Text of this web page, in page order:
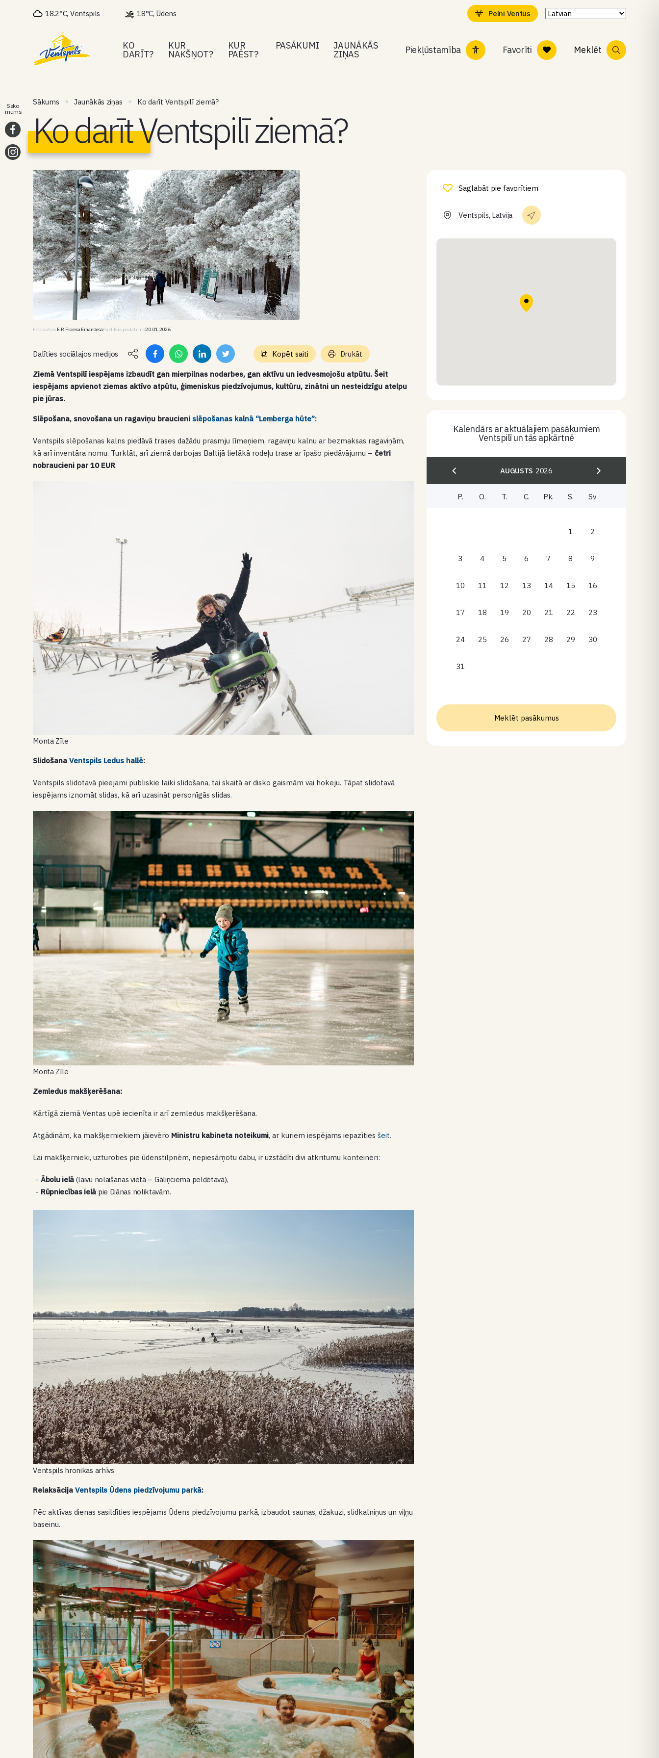
18.2°C, Ventspils 18°C, Ūdens Pelni Ventus
KO
DARĪT?
KUR
NAKŠŅOT?
KUR
PAĒST?
PASĀKUMI JAUNĀKĀS
ZIŅAS Piekļūstamība Favorīti Meklēt
Sākums Jaunākās ziņas Ko darīt Ventspilī ziemā?
Ko darīt Ventspilī ziemā?
Foto autors E.R.Floresa ErnandesaPublikācijas datums20.01.2026
Dalīties sociālajos medijos Kopēt saiti Drukāt
Ziemā Ventspilī iespējams izbaudīt gan mierpilnas nodarbes, gan aktīvu un iedvesmojošu atpūtu. Šeit
iespējams apvienot ziemas aktīvo atpūtu, ģimeniskus piedzīvojumus, kultūru, zinātni un nesteidzīgu atelpu
pie jūras.
Slēpošana, snovošana un ragaviņu braucienislēpošanas kalnā “Lemberga hūte”:
Ventspils slēpošanas kalns piedāvā trases dažādu prasmju līmeņiem, ragaviņu kalnu ar bezmaksas ragaviņām,
kā arī inventāra nomu. Turklāt, arī ziemā darbojas Baltijā lielākā rodeļu trase ar īpašo piedāvājumu – četri
nobraucieni par 10 EUR.
Monta Zīle
SlidošanaVentspils Ledus hallē:
Ventspils slidotavā pieejami publiskie laiki slidošana, tai skaitā ar disko gaismām vai hokeju. Tāpat slidotavā
iespējams iznomāt slidas, kā arī uzasināt personīgās slidas.
Monta Zīle
Zemledus makšķerēšana:
Kārtīgā ziemā Ventas upē iecienīta ir arī zemledus makšķerēšana.
Atgādinām, ka makšķerniekiem jāievēro Ministru kabineta noteikumi, ar kuriem iespējams iepazītiesšeit.
Lai makšķernieki, uzturoties pie ūdenstilpnēm, nepiesārņotu dabu, ir uzstādīti divi atkritumu konteineri:
Ābolu ielā(laivu nolaišanas vietā – Gāliņciema peldētavā),
Rūpniecības ielā pie Diānas noliktavām.
Ventspils hronikas arhīvs
RelaksācijaVentspils Ūdens piedzīvojumu parkā:
Pēc aktīvas dienas sasildīties iespējams Ūdens piedzīvojumu parkā, izbaudot saunas, džakuzi, slidkalniņus un viļņu
baseinu.
Saglabāt pie favorītiem
Ventspils, Latvija
Kalendārs ar aktuālajiem pasākumiem
Ventspilī un tās apkārtnē
AUGUSTS 2026
P. O. T. C. Pk. S. Sv.
1 2
3 4 5 6 7 8 9
10 11 12 13 14 15 16
17 18 19 20 21 22 23
24 25 26 27 28 29 30
31
Meklēt pasākumus
Seko
mums